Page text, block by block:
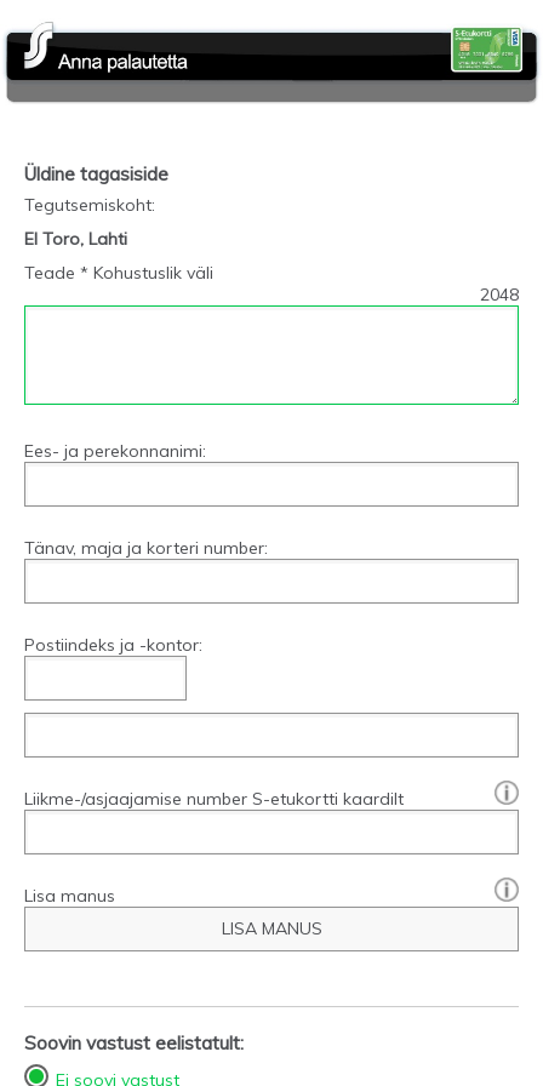
Üldine tagasiside
Tegutsemiskoht:
El Toro, Lahti
Teade * Kohustuslik väli
2048
Ees- ja perekonnanimi:
Tänav, maja ja korteri number:
Postiindeks ja -kontor:
Liikme-/asjaajamise number S-etukortti kaardilt
Lisa manus
LISA MANUS
Soovin vastust eelistatult:
Ei soovi vastust